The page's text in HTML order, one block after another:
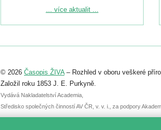
Podrobnější informace ke konferenci
Registrovat se můžete do 6. září.
abstraktu přihlášené přednášky nebo
posteru je už 30. června.
... více aktualit ...
© 2026 Časopis ŽIVA– Rozhled v oboru veškeré
Založil roku 1853 J. E. Purkyně.
Vydává Nakladatelství Academia,
Středisko společných činností AV ČR, v. v. i., za podpory